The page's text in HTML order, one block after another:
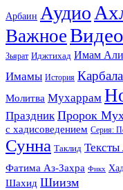
Арбаин Аудио
ВажноеВидео
Зьярат Иджтихад Имам Али
Имамы История Карбала
Молитва Мухаррам
Праздник Пророк
с хадисоведением Серия:
Сунна Таклид Тексты
Фатима Аз-Захра Фикх
Шахид Шиизм